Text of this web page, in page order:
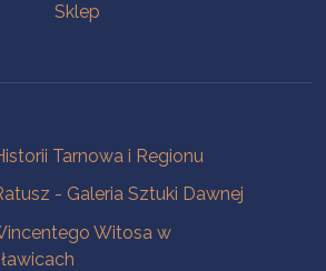
Sklep
Tarnowa i Regionu
- Galeria Sztuki Dawnej
Witosa w